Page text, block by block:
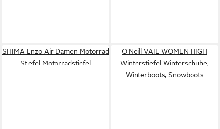
SHIMA Enzo Air Damen Motorrad
Stiefel Motorradstiefel
O'Neill VAIL WOMEN HIGH
Winterstiefel Winterschuhe,
Winterboots, Snowboots